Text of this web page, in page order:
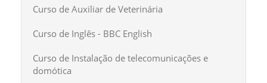
Curso de Auxiliar de Veterinária
Curso de Inglês - BBC English
Curso de Instalação de telecomunicações e
domótica